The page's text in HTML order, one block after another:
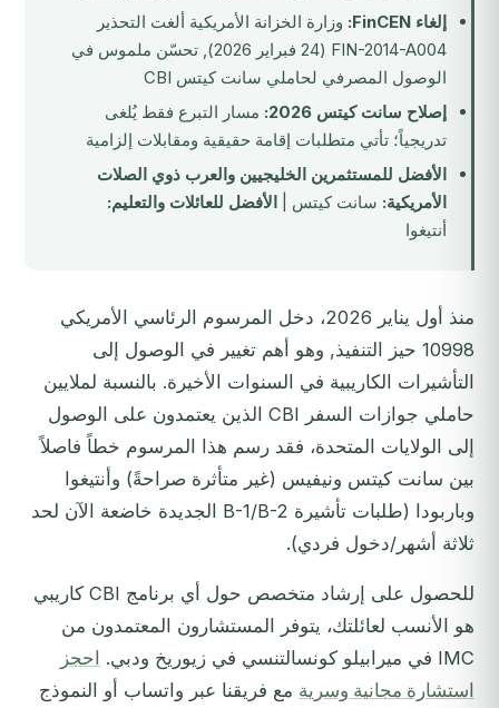
إلغاء FinCEN:
وزارة الخزانة الأمريكية ألغت التحذير
FIN-2014-A004 (24 فبراير 2026), تحسّن ملموس في
الوصول المصرفي لحاملي سانت كيتس CBI
إصلاح سانت كيتس 2026:
مسار التبرع فقط يُلغى
تدريجياً؛ تأتي متطلبات إقامة حقيقية ومقابلات إلزامية
الأفضل للمستثمرين الخليجيين والعرب ذوي الصلات
الأمريكية: سانت كيتس | الأفضل للعائلات والتعليم:
أنتيغوا
منذ أول يناير 2026، دخل المرسوم الرئاسي الأمريكي
10998 حيز التنفيذ, وهو أهم تغيير في الوصول إلى
التأشيرات الكاريبية في السنوات الأخيرة. بالنسبة لملايين
حاملي جوازات السفر CBI الذين يعتمدون على الوصول
إلى الولايات المتحدة، فقد رسم هذا المرسوم خطاً فاصلاً
بين سانت كيتس ونيفيس (غير متأثرة صراحةً) وأنتيغوا
وباربودا (طلبات تأشيرة B-1/B-2 الجديدة خاضعة الآن لحد
ثلاثة أشهر/دخول فردي).
للحصول على إرشاد متخصص حول أي برنامج CBI كاريبي
هو الأنسب لعائلتك، يتوفر المستشارون المعتمدون من
IMC في ميرابيلو كونسالتنسي في زيوريخ ودبي.
احجز
استشارة مجانية وسرية مع فريقنا عبر واتساب أو النموذج